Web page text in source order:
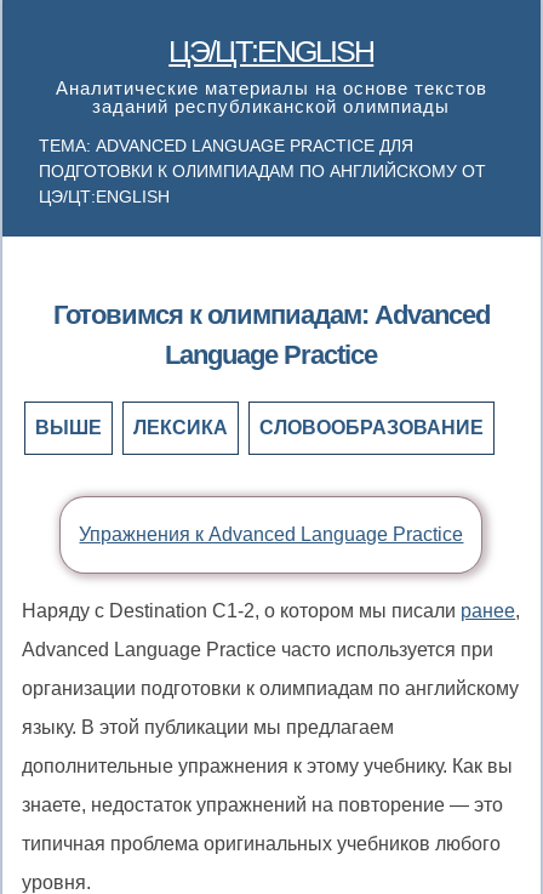
ЦЭ/ЦТ:ENGLISH
Аналитические материалы на основе текстов
заданий республиканской олимпиады
ТЕМА: ADVANCED LANGUAGE PRACTICE ДЛЯ
ПОДГОТОВКИ К ОЛИМПИАДАМ ПО АНГЛИЙСКОМУ ОТ
ЦЭ/ЦТ:ENGLISH
Готовимся к олимпиадам: Advanced
Language Practice
ВЫШЕ ЛЕКСИКА СЛОВООБРАЗОВАНИЕ
Упражнения к Advanced Language Practice
Наряду с Destination C1-2, о котором мы писали ранее,
Advanced Language Practice часто используется при
организации подготовки к олимпиадам по английскому
языку. В этой публикации мы предлагаем
дополнительные упражнения к этому учебнику. Как вы
знаете, недостаток упражнений на повторение — это
типичная проблема оригинальных учебников любого
уровня.